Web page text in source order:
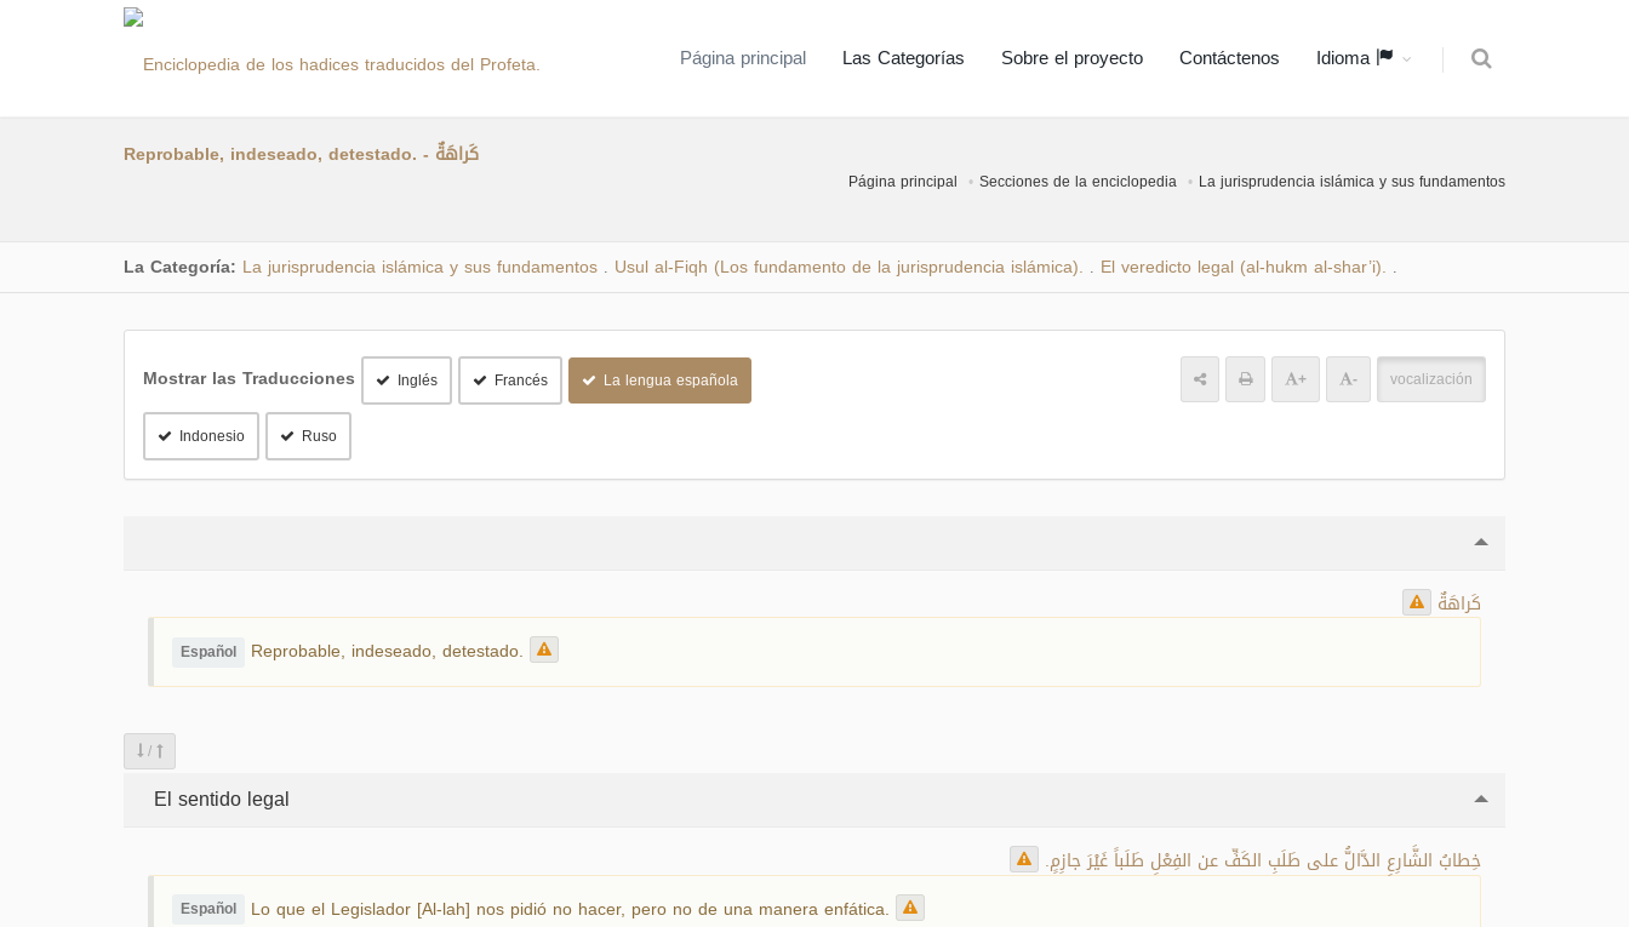
Página principal Las Categorías Sobre el proyecto Contáctenos Idioma
Reprobable, indeseado, detestado. - كَراهَةٌ
Página principal Secciones de la enciclopedia La jurisprudencia islámica y sus fundamentos
La Categoría: La jurisprudencia islámica y sus fundamentos Usul al-Fiqh (Los fundamento de la jurisprudencia islámica). El veredicto legal (al-hukm al-shar’i).
Mostrar las Traducciones Inglés Francés La lengua española
Indonesio Ruso
+ - vocalización
كَراهَةٌ
Español Reprobable, indeseado, detestado.
/
El sentido legal
خِطابُ الشَّارِعِ الدَّالُّ على طَلَبِ الكَفِّ عن الفِعْلِ طَلَباً غَيْرَ جازِمٍ.
Español Lo que el Legislador [Al-lah] nos pidió no hacer, pero no de una manera enfática.